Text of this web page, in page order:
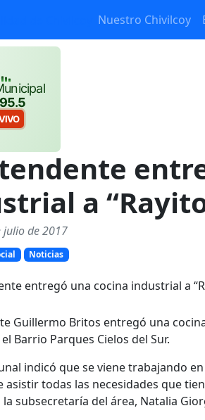
Nuestro Chivilcoy
a
julio de 2017
Noticias
Guillermo Britos entregó una
Barrio Parques Cielos del Sur.
indicó que se viene trabajando
todas las necesidades que
la subsecretaría del área, Natalia